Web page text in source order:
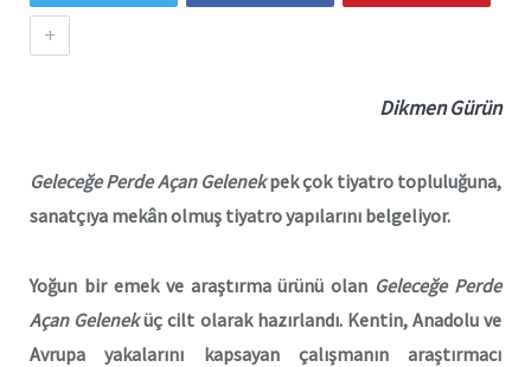
+
Dikmen Gürün
Geleceğe Perde Açan Gelenekpek çok tiyatro topluluğuna,
sanatçıya mekân olmuş tiyatro yapılarını belgeliyor.
Yoğun bir emek ve araştırma ürünü olan Geleceğe Perde
Açan Geleneküç cilt olarak hazırlandı. Kentin, Anadolu ve
Avrupa yakalarını kapsayan çalışmanın araştırmacı